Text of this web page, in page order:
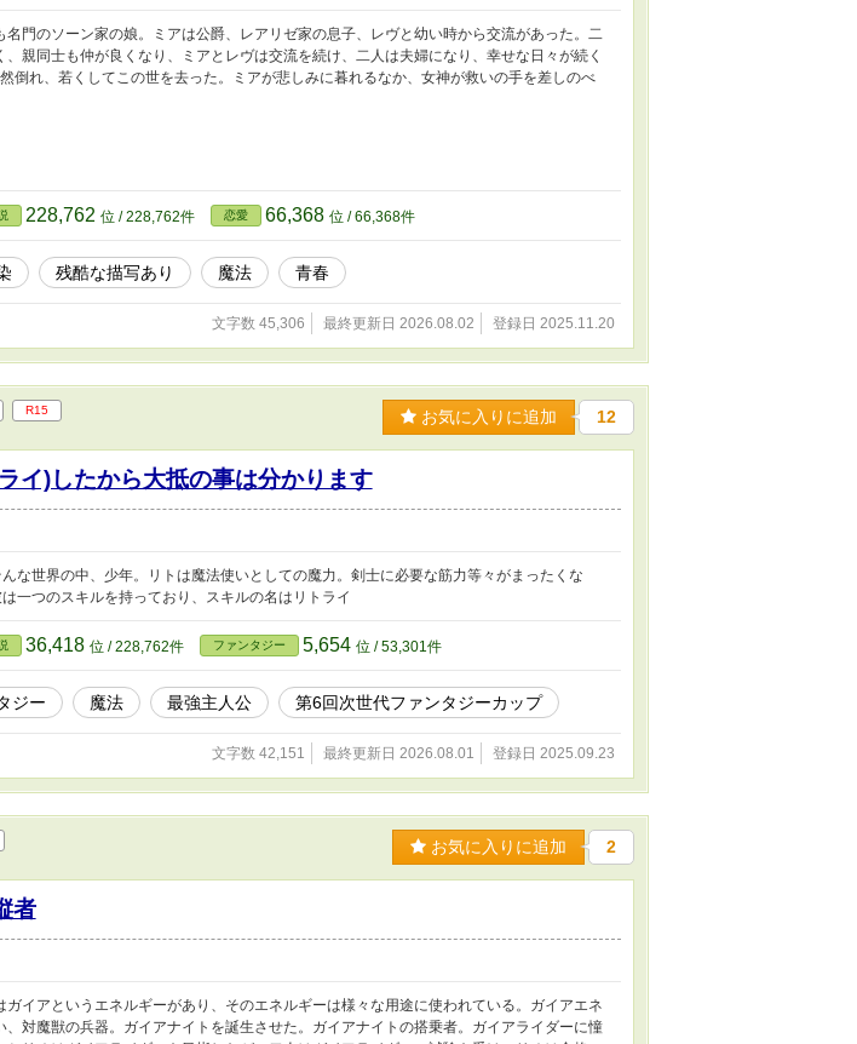
名門のソーン家の娘。ミアは公爵、レアリゼ家の息子、レヴと幼い時から交流があった。二
、親同士も仲が良くなり、ミアとレヴは交流を続け、二人は夫婦になり、幸せな日々が続く
倒れ、若くしてこの世を去った。ミアが悲しみに暮れるなか、女神が救いの手を差しのべ
228,762 位 / 228,762件 恋愛 66,368 位 / 66,368件
残酷な描写あり 魔法 青春
文字数 45,306 最終更新日 2026.08.02 登録日 2025.11.20
R15 お気に入りに追加 12
イ)したから大抵の事は分かります
な世界の中、少年。リトは魔法使いとしての魔力。剣士に必要な筋力等々がまったくな
一つのスキルを持っており、スキルの名はリトライ
36,418 位 / 228,762件 ファンタジー 5,654 位 / 53,301件
ジー 魔法 最強主人公 第6回次世代ファンタジーカップ
文字数 42,151 最終更新日 2026.08.01 登録日 2025.09.23
お気に入りに追加 2
者
ガイアというエネルギーがあり、そのエネルギーは様々な用途に使われている。ガイアエネ
、対魔獣の兵器。ガイアナイトを誕生させた。ガイアナイトの搭乗者。ガイアライダーに憧